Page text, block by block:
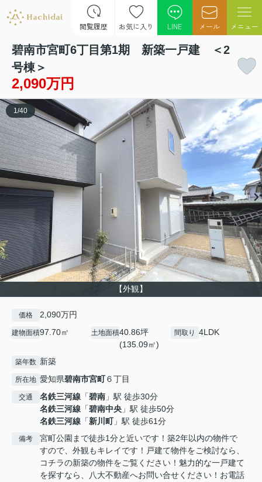
閲覧履歴 お気に入り LINE メール メニュー
碧南市宮町6丁目第1期 新築一戸建 ＜2
号棟＞
2,090万円
【外観】
1 /40
価格 2,090万円
建物面積97.70㎡ 土地面積40.86坪
(135.09㎡)
間取り 4LDK
築年数 新築
所在地 愛知県碧南市宮町６丁目
交通 名鉄三河線 「碧南 」駅 徒歩30分
名鉄三河線 「碧南中央 」駅 徒歩50分
名鉄三河線 「新川町」駅 徒歩61分
備考
宮町公園まで徒歩1分と近いです！築2年以内の物件で
すので、外観もキレイです！戸建て物件をご検討なら、
コチラの新築の物件をご覧ください！魅力的な一戸建て
を探すなら、八大不動産へお問い合せください！お電話